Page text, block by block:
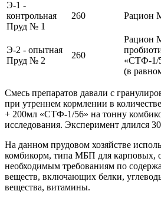
Э-1 -
контрольная
Пруд № 1
260 Рацион
Э-2 - опытная
Пруд № 2
260
Рацион
«СТФ-1/
(в
Смесь препаратов давали с
при утреннем кормлении в
+ 200мл «СТФ-1/56» на тонну
исследования. Эксперимент длился
На данном прудовом хозяйстве
комбикорм, типа МБП для карповых,
необходимым требованиям по
веществ, включающих белки,
вещества, витамины.